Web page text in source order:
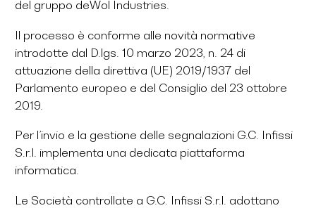
del gruppo deWol Industries.
Il processo è conforme alle novità normative
introdotte dal D.lgs. 10 marzo 2023, n. 24 di
attuazione della direttiva (UE) 2019/1937 del
Parlamento europeo e del Consiglio del 23 ottobre
2019.
Per l’invio e la gestione delle segnalazioni G.C. Infissi
S.r.l. implementa una dedicata piattaforma
informatica.
Le Società controllate a G.C. Infissi S.r.l. adottano